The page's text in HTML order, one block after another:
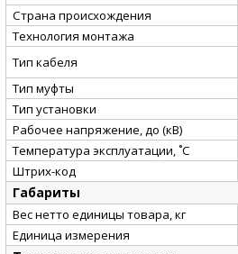
Страна происхождения
Технология монтажа
Тип кабеля
Тип муфты
Тип установки
Рабочее напряжение, до (кВ)
Температура эксплуатации, ˚С
Штрих-код
Габариты
Вес нетто единицы товара, кг
Единица измерения